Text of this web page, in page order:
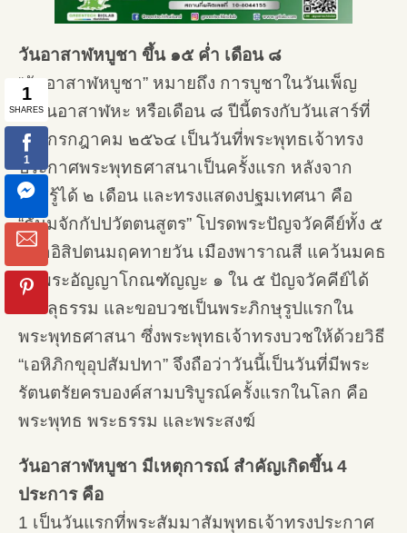
วันอาสาฬหบูชา ขึ้น ๑๕ ค่ำ เดือน ๘
“วันอาสาฬหบูชา” หมายถึง การบูชาในวันเพ็ญ
เดือนอาสาฬหะ หรือเดือน ๘ ปีนี้ตรงกับวันเสาร์ที่
๒๔ กรกฎาคม ๒๕๖๔ เป็นวันที่พระพุทธเจ้าทรง
ประกาศพระพุทธศาสนาเป็นครั้งแรก หลังจาก
ตรัสรู้ได้ ๒ เดือน และทรงแสดงปฐมเทศนา คือ
“ธัมมจักกัปปวัตตนสูตร” โปรดพระปัญจวัคคีย์ทั้ง ๕
ที่ป่าอิสิปตนมฤคทายวัน เมืองพาราณสี แคว้นมคธ
จนพระอัญญาโกณฑัญญะ ๑ ใน ๕ ปัญจวัคคีย์ได้
บรรลุธรรม และขอบวชเป็นพระภิกษุรูปแรกใน
พระพุทธศาสนา ซึ่งพระพุทธเจ้าทรงบวชให้ด้วยวิธี
“เอหิภิกขุอุปสัมปทา” จึงถือว่าวันนี้เป็นวันที่มีพระ
รัตนตรัยครบองค์สามบริบูรณ์ครั้งแรกในโลก คือ
พระพุทธ พระธรรม และพระสงฆ์
วันอาสาฬหบูชา มีเหตุการณ์ สำคัญเกิดขึ้น 4
ประการ คือ
1 เป็นวันแรกที่พระสัมมาสัมพุทธเจ้าทรงประกาศ